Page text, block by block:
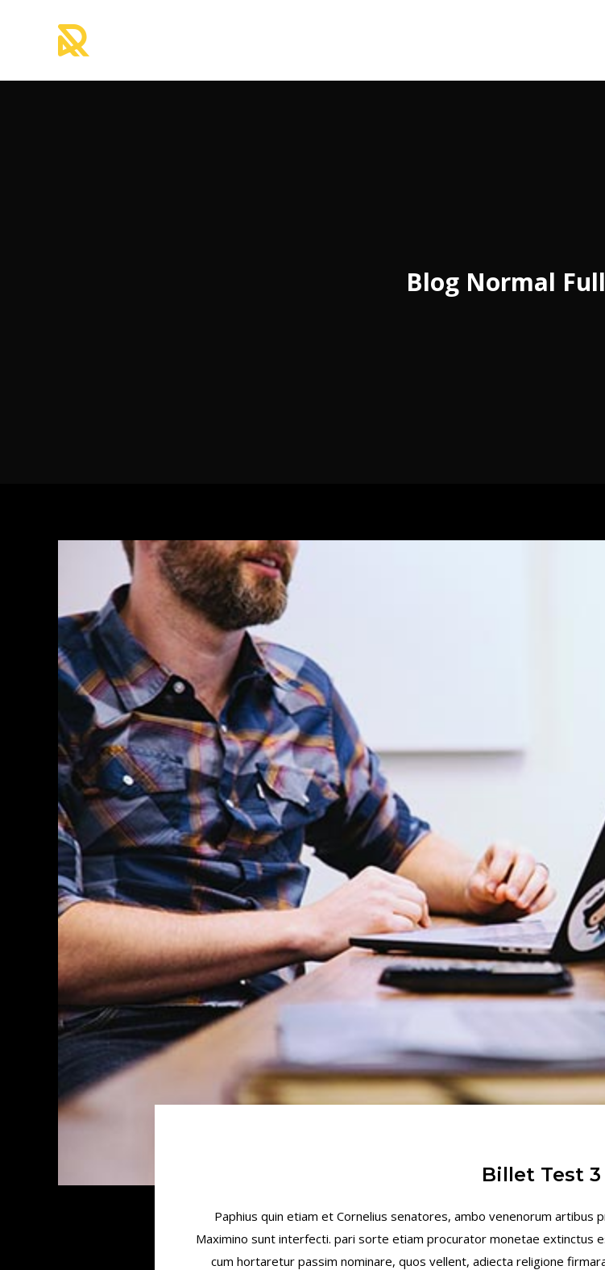
Blog Normal
Billet Test 3
Paphius quin etiam et Cornelius senatores, ambo venenorum artibus
Maximino sunt interfecti. pari sorte etiam procurator monetae extinctus
cum hortaretur passim nominare, quos vellent, adiecta religione